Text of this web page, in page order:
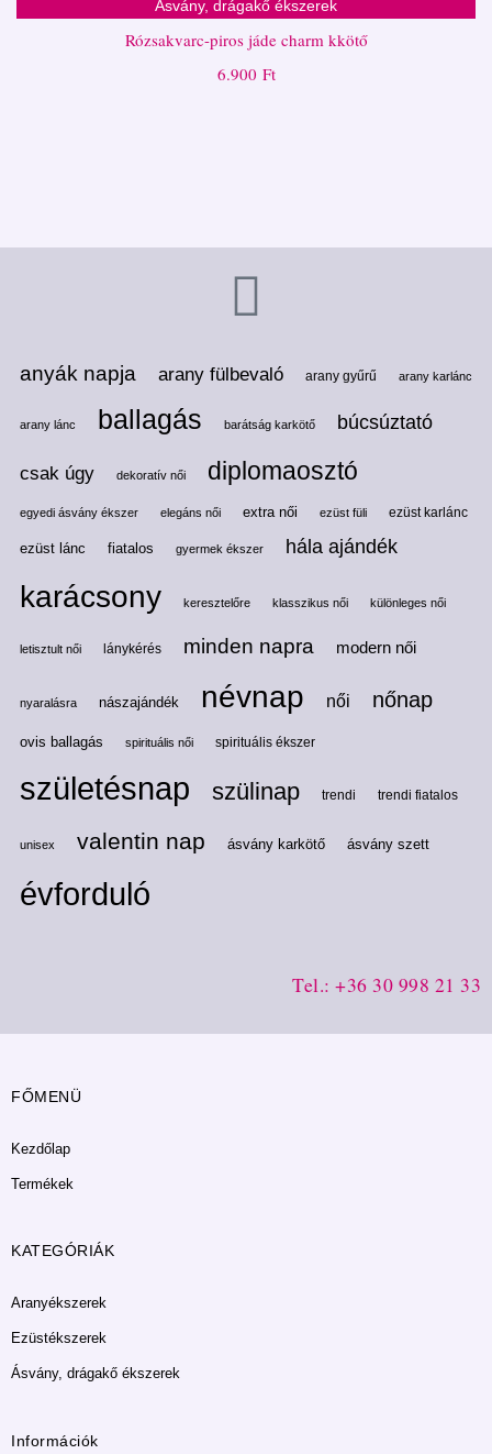
Ásvány, drágakő ékszerek
Rózsakvarc-piros jáde charm kkötő
6.900 Ft
anyák napja arany fülbevaló arany gyűrű arany karlánc
arany lánc ballagás barátság karkötő búcsúztató
csak úgy dekoratív női diplomaosztó
egyedi ásvány ékszer elegáns női extra női ezüst füli ezüst karlánc
ezüst lánc fiatalos gyermek ékszer hála ajándék
karácsony keresztelőre klasszikus női különleges női
letisztult női lánykérés minden napra modern női
nyaralásra nászajándék névnap női nőnap
ovis ballagás spirituális női spirituális ékszer
születésnap szülinap trendi trendi fiatalos
unisex valentin nap ásvány karkötő ásvány szett
évforduló
Tel.: +36 30 998 21 33
FŐMENÜ
Kezdőlap
Termékek
KATEGÓRIÁK
Aranyékszerek
Ezüstékszerek
Ásvány, drágakő ékszerek
Információk